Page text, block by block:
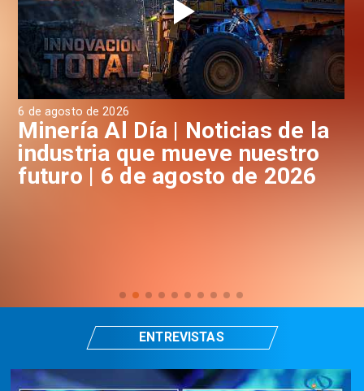
6 de agosto de 2026
Minería Al Día | Noticias de la
industria que mueve nuestro
futuro | 6 de agosto de 2026
ENTREVISTAS